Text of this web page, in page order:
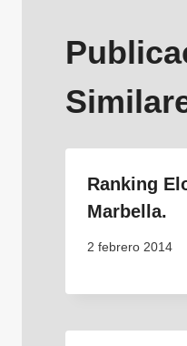
Ranking
Marbella.
2 febrero 2014